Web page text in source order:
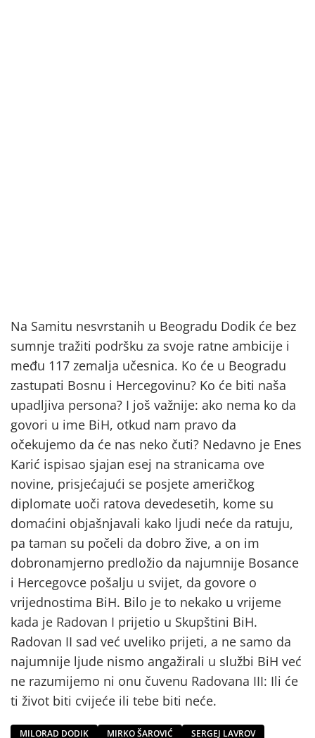
Na Samitu nesvrstanih u Beogradu Dodik će bez
sumnje tražiti podršku za svoje ratne ambicije i
među 117 zemalja učesnica. Ko će u Beogradu
zastupati Bosnu i Hercegovinu? Ko će biti naša
upadljiva persona? I još važnije: ako nema ko da
govori u ime BiH, otkud nam pravo da
očekujemo da će nas neko čuti? Nedavno je Enes
Karić ispisao sjajan esej na stranicama ove
novine, prisjećajući se posjete američkog
diplomate uoči ratova devedesetih, kome su
domaćini objašnjavali kako ljudi neće da ratuju,
pa taman su počeli da dobro žive, a on im
dobronamjerno predložio da najumnije Bosance
i Hercegovce pošalju u svijet, da govore o
vrijednostima BiH. Bilo je to nekako u vrijeme
kada je Radovan I prijetio u Skupštini BiH.
Radovan II sad već uveliko prijeti, a ne samo da
najumnije ljude nismo angažirali u službi BiH već
ne razumijemo ni onu čuvenu Radovana III: Ili će
ti život biti cvijeće ili tebe biti neće.
MILORAD DODIK MIRKO ŠAROVIĆ SERGEJ LAVROV